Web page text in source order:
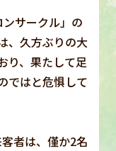
サークル」の
、久方ぶりの大
り、果たして足
ではと危惧して
者は、僅か2名